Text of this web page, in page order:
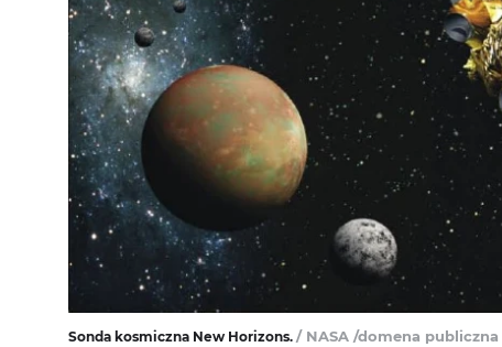
Sonda kosmiczna New Horizons. / NASA /domena publiczna